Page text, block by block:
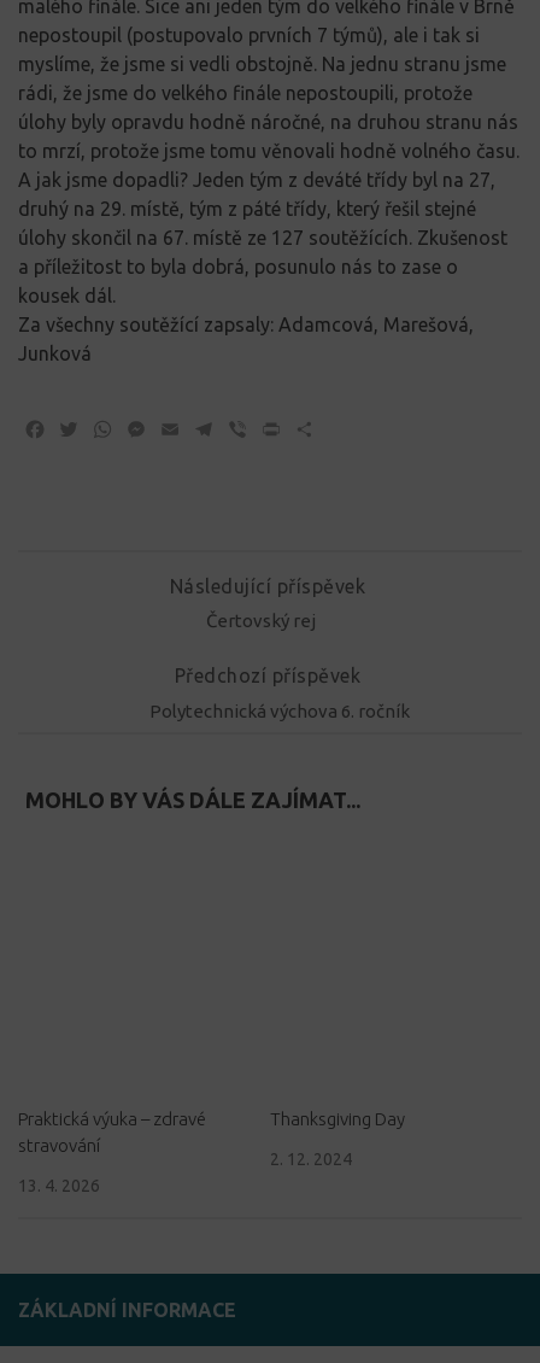
malého finále. Sice ani jeden tým do velkého finále v Brně
nepostoupil (postupovalo prvních 7 týmů), ale i tak si
myslíme, že jsme si vedli obstojně. Na jednu stranu jsme
rádi, že jsme do velkého finále nepostoupili, protože
úlohy byly opravdu hodně náročné, na druhou stranu nás
to mrzí, protože jsme tomu věnovali hodně volného času.
A jak jsme dopadli? Jeden tým z deváté třídy byl na 27,
druhý na 29. místě, tým z páté třídy, který řešil stejné
úlohy skončil na 67. místě ze 127 soutěžících. Zkušenost
a příležitost to byla dobrá, posunulo nás to zase o
kousek dál.
Za všechny soutěžící zapsaly: Adamcová, Marešová,
Junková
Facebook
TwitterWhatsApp
Messenger
Email Telegram
Viber Print
Následující příspěvek
Čertovský rej
Předchozí příspěvek
Polytechnická výchova 6. ročník
MOHLO BY VÁS DÁLE ZAJÍMAT...
Praktická výuka – zdravé
stravování
13. 4. 2026
Thanksgiving Day
2. 12. 2024
ZÁKLADNÍ INFORMACE